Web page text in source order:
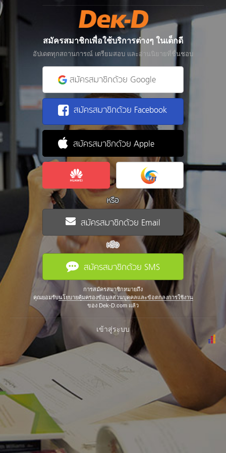
สมัครสมาชิกเพื่อใช้บริการต่างๆ ในเด็กดี
อัปเดตทุกสถานการณ์ เตรียมสอบ และอ่านนิยายที่ชื่นชอบ
สมัครสมาชิกด้วย Google
สมัครสมาชิกด้วย Facebook
สมัครสมาชิกด้วย Apple
หรือ
สมัครสมาชิกด้วย Email
หรือ
สมัครสมาชิกด้วย SMS
การสมัครสมาชิกหมายถึง
คุณยอมรับนโยบายคุ้มครองข้อมูลส่วนบุคคลและข้อตกลงการใช้งาน
ของ Dek-D.com แล้ว
เข้าสู่ระบบ